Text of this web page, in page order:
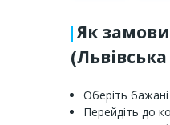
Як
Оберіть бажані
Перейдіть до